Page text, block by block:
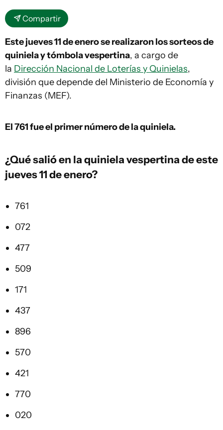
Compartir
Este jueves 11 de enero se realizaron los sorteos de
quiniela y tómbola vespertina, a cargo de
la Dirección Nacional de Loterías y Quinielas,
división que depende del Ministerio de Economía y
Finanzas (MEF).
El 761fue el primer número de la quiniela.
¿Qué salió en la quiniela vespertina de este
jueves 11 de enero?
761
072
477
509
171
437
896
570
421
770
020